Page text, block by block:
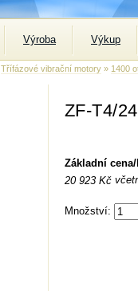
Výroba Výkup
Třífázové vibrační motory » 1400
ZF-T4/
Základní
20 923 Kč
Množství: